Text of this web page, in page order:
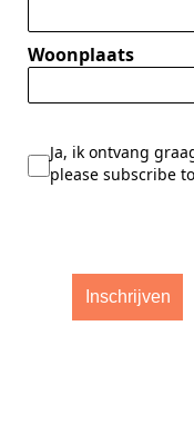
Woonplaats
Ja, ik ontvang
please subscribe
Inschrijven